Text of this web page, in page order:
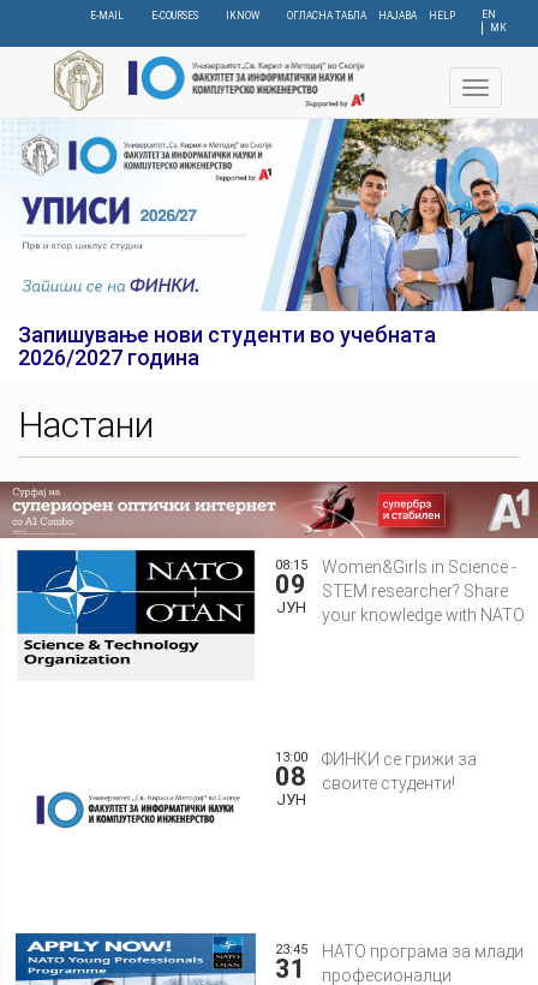
content
EN
МК
E-MAIL E-COURSES IKNOW ОГЛАСНА ТАБЛА НАЈАВА HELP
Toggle
Запишување нови студенти во учебната
2026/2027 година
Настани
08:15
09
ЈУН
Women&Girls in Science -
STEM researcher? Share
your knowledge with NATO
13:00
08
ЈУН
ФИНКИ се грижи за
своите студенти!
23:45
31
НАТО програма за млади
професионалци